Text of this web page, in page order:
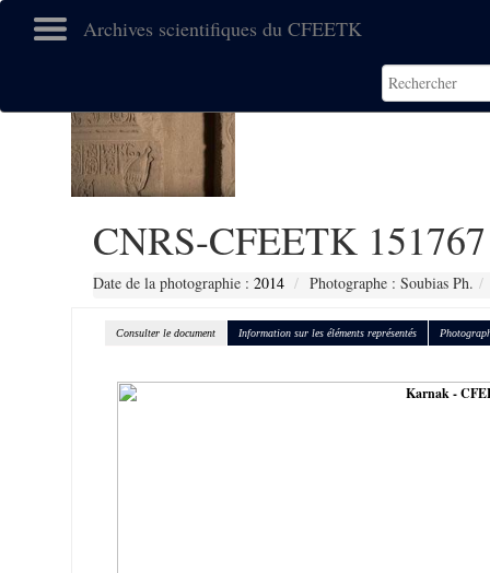
Archives scientifiques du CFEETK
CNRS-CFEETK 151767
Date de la photographie : 2014 Photographe : Soubias Ph.
Consulter le document Information sur les éléments représentés